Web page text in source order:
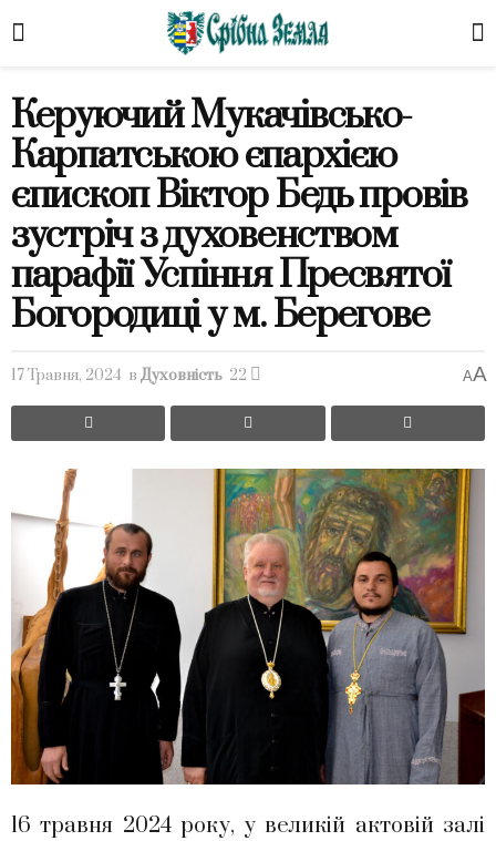
Керуючий Мукачівсько-
Карпатською єпархією
єпископ Віктор Бедь провів
зустріч з духовенством
парафії Успіння Пресвятої
Богородиці у м. Берегове
17 Травня, 2024 в Духовність 22 AA
16 травня 2024 року, у великій актовій залі